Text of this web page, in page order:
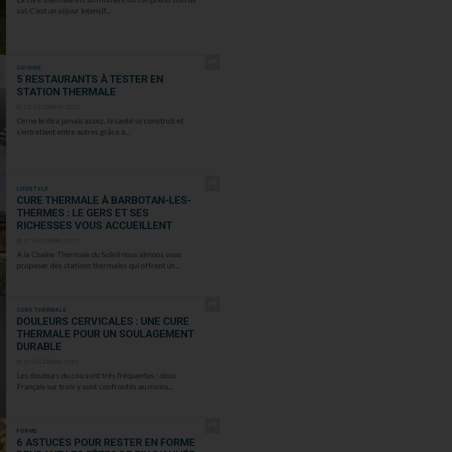
soi. C’est un séjour intensif...
CUISINE
5 RESTAURANTS À TESTER EN
STATION THERMALE
On ne le dira jamais assez, la santé se construit et
s’entretient entre autres grâce à...
LIFESTYLE
CURE THERMALE À BARBOTAN-LES-
THERMES : LE GERS ET SES
RICHESSES VOUS ACCUEILLENT
A la Chaîne Thermale du Soleil nous aimons vous
proposer des stations thermales qui offrent un...
CURE THERMALE
DOULEURS CERVICALES : UNE CURE
THERMALE POUR UN SOULAGEMENT
DURABLE
Les douleurs du cou sont très fréquentes : deux
Français sur trois y sont confrontés au moins...
FORME
6 ASTUCES POUR RESTER EN FORME